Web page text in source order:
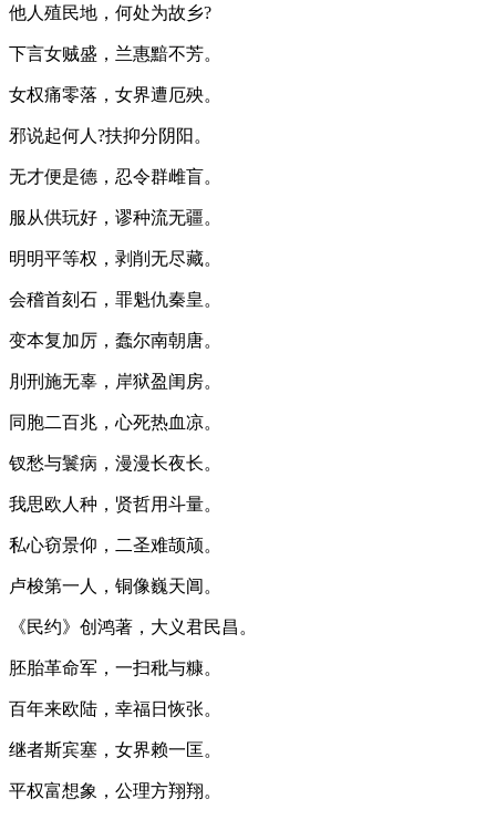
他人殖民地，何处为故乡?
下言女贼盛，兰惠黯不芳。
女权痛零落，女界遭厄殃。
邪说起何人?扶抑分阴阳。
无才便是德，忍令群雌盲。
服从供玩好，谬种流无疆。
明明平等权，剥削无尽藏。
会稽首刻石，罪魁仇秦皇。
变本复加厉，蠢尔南朝唐。
刖刑施无辜，岸狱盈闺房。
同胞二百兆，心死热血凉。
钗愁与鬟病，漫漫长夜长。
我思欧人种，贤哲用斗量。
私心窃景仰，二圣难颉颃。
卢梭第一人，铜像巍天阊。
《民约》创鸿著，大义君民昌。
胚胎革命军，一扫秕与糠。
百年来欧陆，幸福日恢张。
继者斯宾塞，女界赖一匡。
平权富想象，公理方翔翔。